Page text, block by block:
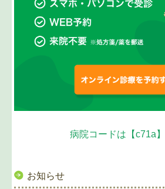
病院コードは【c71a】
お知らせ